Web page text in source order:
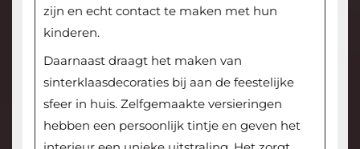
zijn en echt contact te maken met hun
kinderen.
Daarnaast draagt het maken van
sinterklaasdecoraties bij aan de feestelijke
sfeer in huis. Zelfgemaakte versieringen
hebben een persoonlijk tintje en geven het